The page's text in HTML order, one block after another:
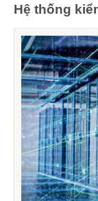
Hệ thống